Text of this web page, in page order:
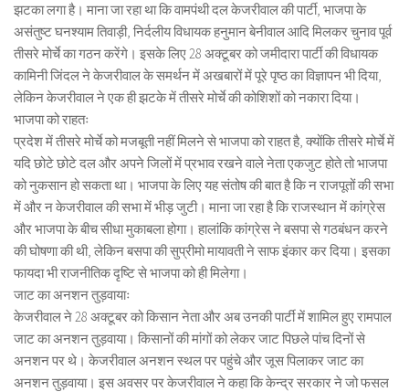
झटका लगा है। माना जा रहा था कि वामपंथी दल केजरीवाल की पार्टी, भाजपा के
असंतुष्ट घनश्याम तिवाड़ी, निर्दलीय विधायक हनुमान बेनीवाल आदि मिलकर चुनाव पूर्व
तीसरे मोर्चे का गठन करेंगे। इसके लिए 28 अक्टूबर को जमीदारा पार्टी की विधायक
कामिनी जिंदल ने केजरीवाल के समर्थन में अखबारों में पूरे पृष्ठ का विज्ञापन भी दिया,
लेकिन केजरीवाल ने एक ही झटके में तीसरे मोर्चे की कोशिशों को नकारा दिया।
भाजपा को राहतः
प्रदेश में तीसरे मोर्चे को मजबूती नहीं मिलने से भाजपा को राहत है, क्योंकि तीसरे मोर्चे में
यदि छोटे छोटे दल और अपने जिलों में प्रभाव रखने वाले नेता एकजुट होते तो भाजपा
को नुकसान हो सकता था। भाजपा के लिए यह संतोष की बात है कि न राजपूतों की सभा
में और न केजरीवाल की सभा में भीड़ जुटी। माना जा रहा है कि राजस्थान में कांग्रेस
और भाजपा के बीच सीधा मुकाबला होगा। हालांकि कांग्रेस ने बसपा से गठबंधन करने
की घोषणा की थी, लेकिन बसपा की सुप्रीमो मायावती ने साफ इंकार कर दिया। इसका
फायदा भी राजनीतिक दृष्टि से भाजपा को ही मिलेगा।
जाट का अनशन तुड़वायाः
केजरीवाल ने 28 अक्टूबर को किसान नेता और अब उनकी पार्टी में शामिल हुए रामपाल
जाट का अनशन तुड़वाया। किसानों की मांगों को लेकर जाट पिछले पांच दिनों से
अनशन पर थे। केजरीवाल अनशन स्थल पर पहुंचे और जूस पिलाकर जाट का
अनशन तुड़वाया। इस अवसर पर केजरीवाल ने कहा कि केन्द्र सरकार ने जो फसल